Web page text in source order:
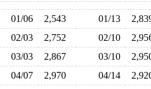
01/06 2,543 01/13
02/03 2,752 02/10
03/03 2,867 03/10
04/07 2,970 04/14